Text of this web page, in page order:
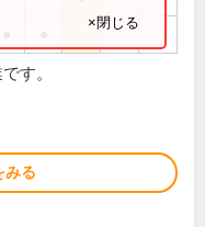
×閉じる
す。
みる